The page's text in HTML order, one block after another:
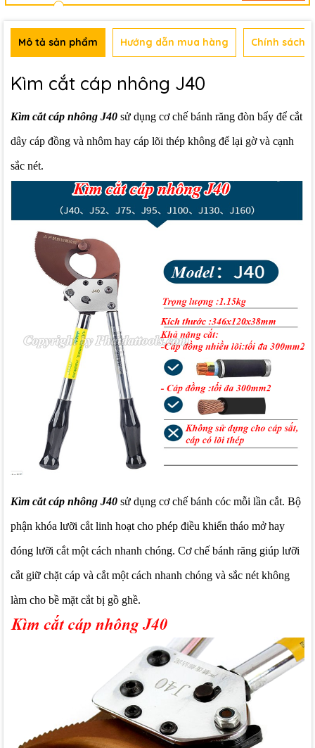
Mô tả sản phẩm Hướng dẫn mua hàng Chính sách
Kìm cắt cáp nhông J40
Kìm cắt cáp nhông J40 sử dụng cơ chế bánh răng đòn bẩy để cắt
dây cáp đồng và nhôm hay cáp lõi thép không để lại gờ và cạnh
sắc nét.
Kìm cắt cáp nhông J40 sử dụng cơ chế bánh cóc mỗi lần cắt. Bộ
phận khóa lưỡi cắt linh hoạt cho phép điều khiển tháo mở hay
đóng lưỡi cắt một cách nhanh chóng. Cơ chế bánh răng giúp lưỡi
cắt giữ chặt cáp và cắt một cách nhanh chóng và sắc nét không
làm cho bề mặt cắt bị gồ ghề.